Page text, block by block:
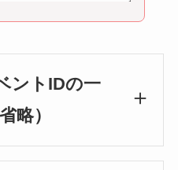
ントIDの一
略）